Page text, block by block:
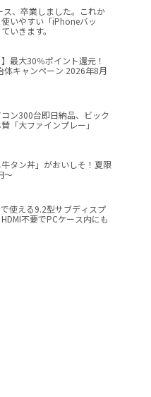
ス、卒業しました。これか
いやすい「iPhoneバッ
いきます。
】最大30％ポイント還元！
体キャンペーン 2026年8月
ン300台即日納品、ビック
「大ファインプレー」
牛タン丼」がおいしそ！夏限
～
使える9.2型サブディスプ
不要でPCケース内にも